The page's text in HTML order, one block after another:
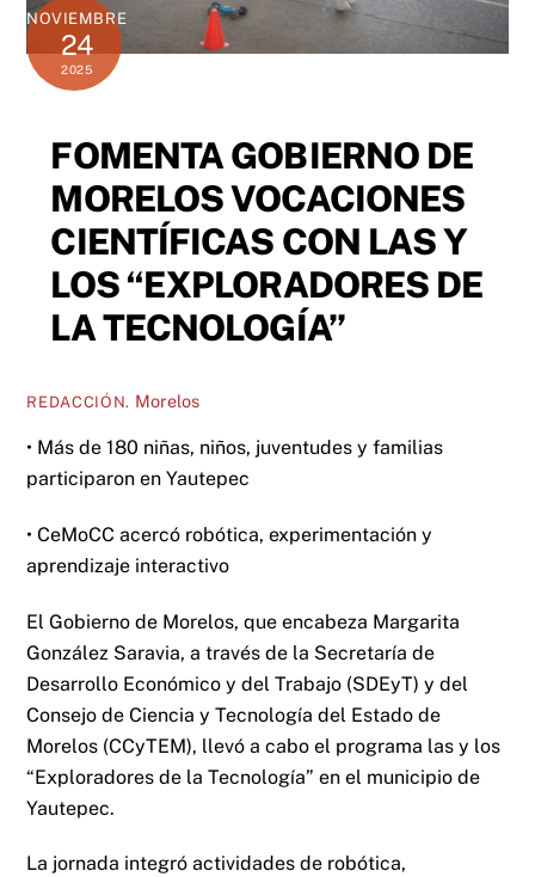
NOVIEMBRE
24
2025
FOMENTA GOBIERNO DE
MORELOS VOCACIONES
CIENTÍFICAS CON LAS Y
LOS “EXPLORADORES DE
LA TECNOLOGÍA”
REDACCIÓN. Morelos
• Más de 180 niñas, niños, juventudes y familias
participaron en Yautepec
• CeMoCC acercó robótica, experimentación y
aprendizaje interactivo
El Gobierno de Morelos, que encabeza Margarita
González Saravia, a través de la Secretaría de
Desarrollo Económico y del Trabajo (SDEyT) y del
Consejo de Ciencia y Tecnología del Estado de
Morelos (CCyTEM), llevó a cabo el programa las y los
“Exploradores de la Tecnología” en el municipio de
Yautepec.
La jornada integró actividades de robótica,